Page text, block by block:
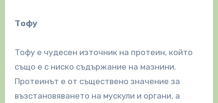
Тофу
Тофу е чудесен източник на протеин, който
също е с ниско съдържание на мазнини.
Протеинът е от съществено значение за
възстановяването на мускули и органи, а